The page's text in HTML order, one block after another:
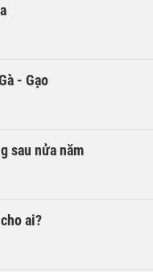
- Gạo
sau nửa năm
ai?